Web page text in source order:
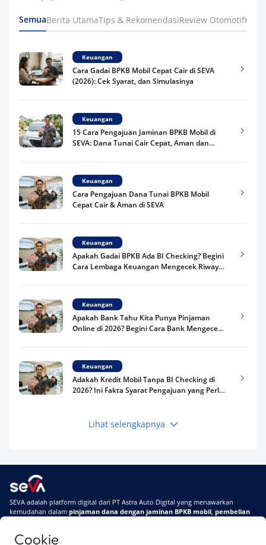
Cookie
SemuaBerita UtamaTips & RekomendasiReview Otomotif
Keuangan
Cara Gadai BPKB Mobil Cepat Cair di SEVA
(2026): Cek Syarat, dan Simulasinya
Keuangan
15 Cara Pengajuan Jaminan BPKB Mobil di
SEVA: Dana Tunai Cair Cepat, Aman dan
Keuangan
Cara Pengajuan Dana Tunai BPKB Mobil
Cepat Cair & Aman di SEVA
Keuangan
Apakah Gadai BPKB Ada BI Checking? Begini
Cara Lembaga Keuangan Mengecek Riwayat
Keuangan
Apakah Bank Tahu Kita Punya Pinjaman
Online di 2026? Begini Cara Bank Mengecek
Keuangan
Adakah Kredit Mobil Tanpa BI Checking di
2026? Ini Fakta Syarat Pengajuan yang Perlu
Keuangan
Terpercaya
Telat Bayar Pinjol 2 Hari, Apakah Langsung
Masuk BI Checking? Simak Peraturan
Lihat selengkapnya
SEVA adalah platform digital dari PT Astra Auto Digital yang menawarkan
kemudahan dalam pinjaman dana dengan jaminan BPKB mobil pembelian
Di SEVA, BPKB mobilmu #BisaJadiDuit